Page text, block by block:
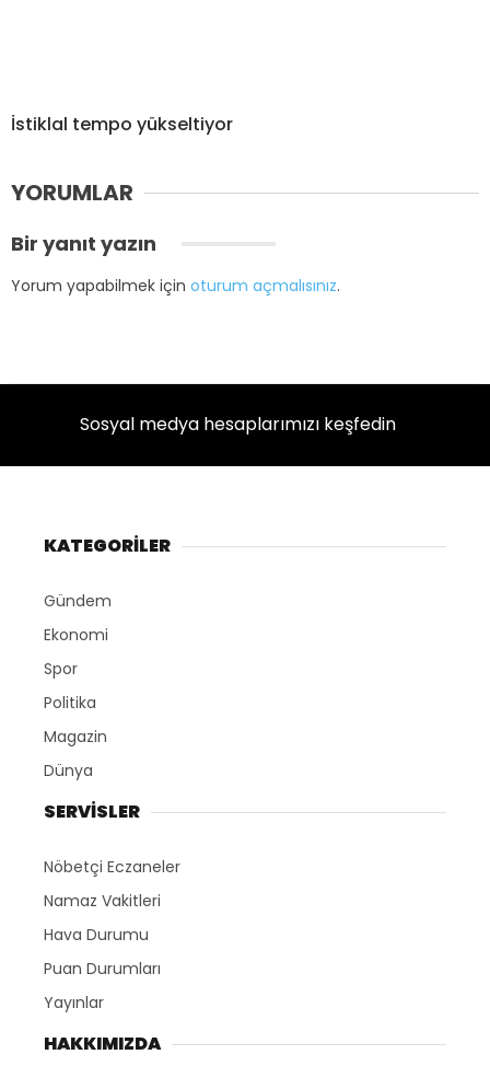
İstiklal tempo yükseltiyor
YORUMLAR
Bir yanıt yazın
Yorum yapabilmek için oturum açmalısınız.
Sosyal medya hesaplarımızı keşfedin
KATEGORİLER
Gündem
Ekonomi
Spor
Politika
Magazin
Dünya
SERVİSLER
Nöbetçi Eczaneler
Namaz Vakitleri
Hava Durumu
Puan Durumları
Yayınlar
HAKKIMIZDA